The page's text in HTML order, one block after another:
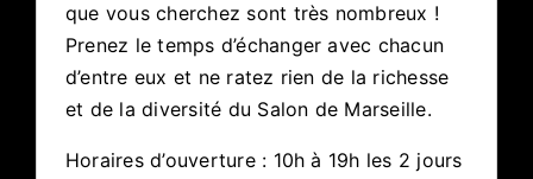
que vous cherchez sont très nombreux !
Prenez le temps d’échanger avec chacun
d’entre eux et ne ratez rien de la richesse
et de la diversité du Salon de Marseille.
Horaires d’ouverture : 10h à 19h les 2 jours